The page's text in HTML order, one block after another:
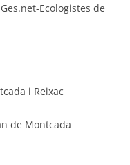
Ecologistes de
i Reixac
de Montcada